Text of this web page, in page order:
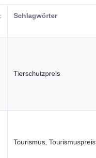
Schlagwörter
Tierschutzpreis
Tourismus, Tourismuspreis